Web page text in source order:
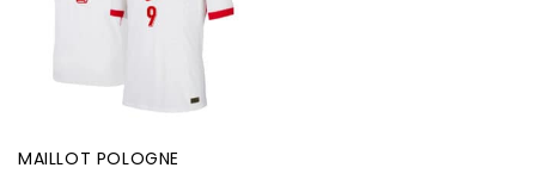
MAILLOT POLOGNE